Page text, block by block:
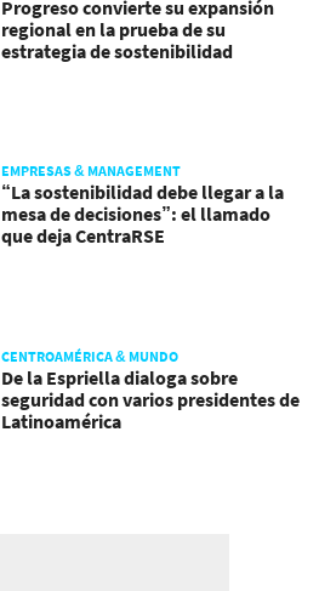
Progreso convierte su expansión
regional en la prueba de su
estrategia de sostenibilidad
EMPRESAS & MANAGEMENT
“La sostenibilidad debe llegar a la
mesa de decisiones”: el llamado
que deja CentraRSE
CENTROAMÉRICA & MUNDO
De la Espriella dialoga sobre
seguridad con varios presidentes de
Latinoamérica